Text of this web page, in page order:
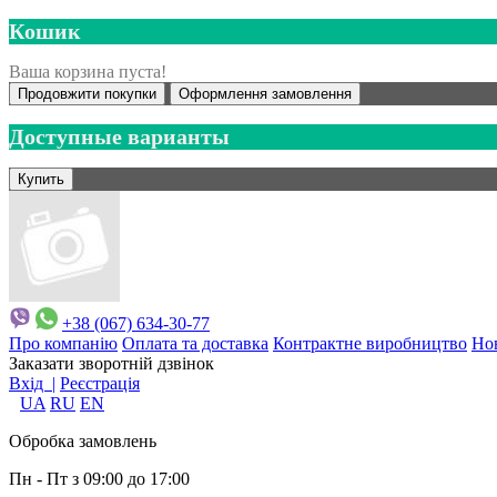
Кошик
Ваша корзина пуста!
Продовжити покупки Оформлення замовлення
Доступные варианты
+38 (067) 634-30-77
Про компанію Оплата та доставка Контрактне виробництво
Заказати зворотній дзвінок
Вхід | Реєстрація
UA RU EN
Обробка замовлень
Пн - Пт з 09:00 до 17:00